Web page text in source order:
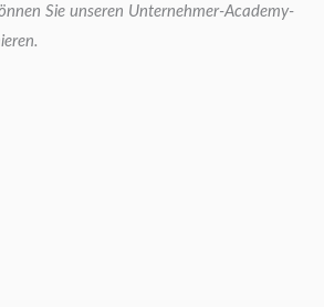
Sie unseren Unternehmer-Academy-